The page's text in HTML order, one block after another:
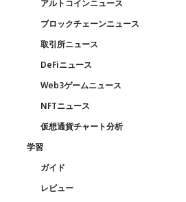
アルトコインニュース
ブロックチェーンニュース
取引所ニュース
DeFiニュース
Web3ゲームニュース
NFTニュース
仮想通貨チャート分析
学習
ガイド
レビュー